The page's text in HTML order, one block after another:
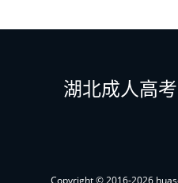
湖北成人高
Copyright © 2016-2026